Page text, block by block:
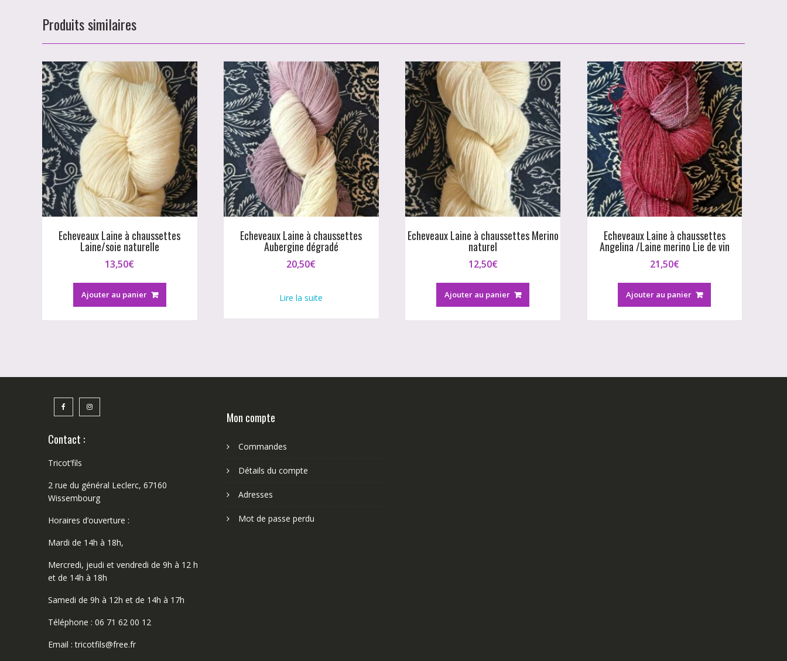
Produits similaires
Echeveaux Laine à chaussettes
Laine/soie naturelle
13,50€
Ajouter au panier
Echeveaux Laine à chaussettes
Aubergine dégradé
20,50€
Lire la suite
Echeveaux Laine à chaussettes Merino
naturel
12,50€
Ajouter au panier
Echeveaux Laine à chaussettes
Angelina /Laine merino Lie de vin
21,50€
Ajouter au panier
Contact :
Tricot’fils
2 rue du général Leclerc, 67160
Wissembourg
Horaires d’ouverture :
Mardi de 14h à 18h,
Mercredi, jeudi et vendredi de 9h à 12 h
et de 14h à 18h
Samedi de 9h à 12h et de 14h à 17h
Téléphone : 06 71 62 00 12
Email : tricotfils@free.fr
Mon compte
Commandes
Détails du compte
Adresses
Mot de passe perdu